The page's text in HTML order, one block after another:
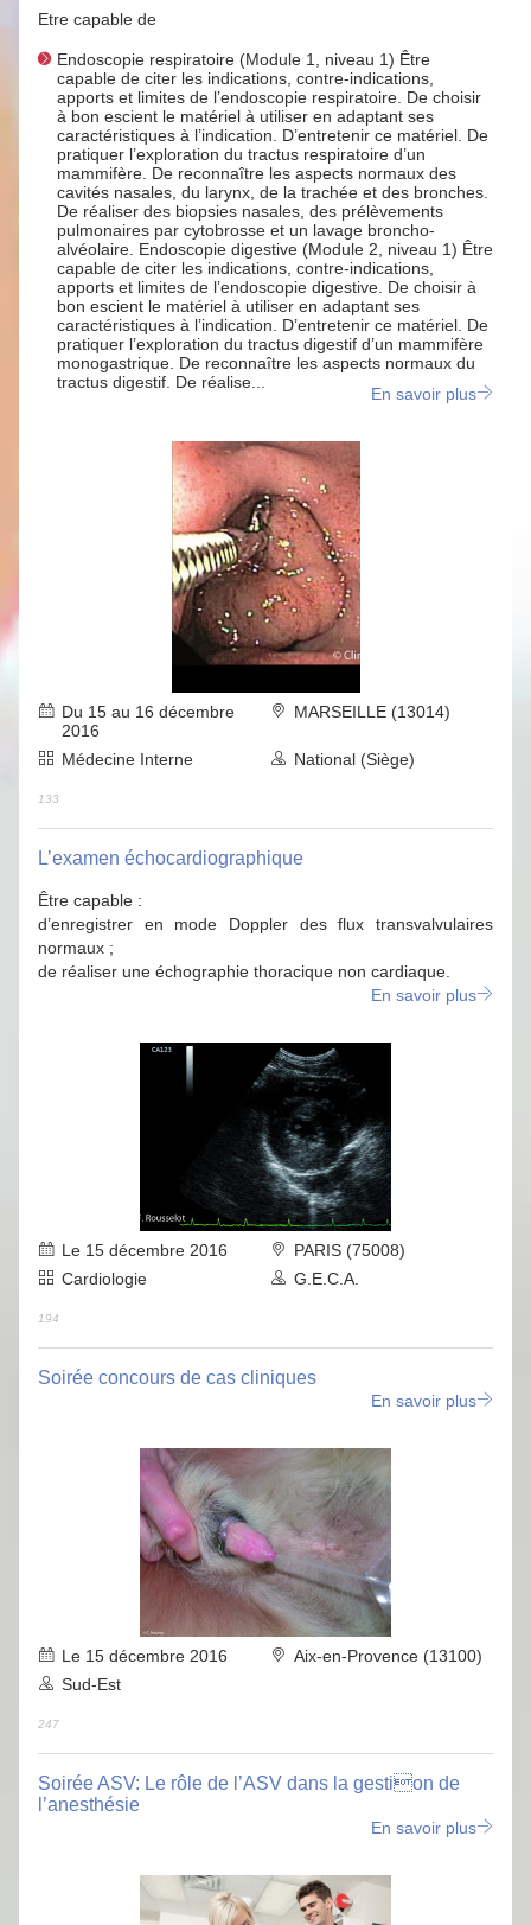
Etre capable de
Endoscopie respiratoire (Module 1, niveau 1) Être
capable de citer les indications, contre-indications,
apports et limites de l’endoscopie respiratoire. De choisir
à bon escient le matériel à utiliser en adaptant ses
caractéristiques à l’indication. D’entretenir ce matériel. De
pratiquer l’exploration du tractus respiratoire d’un
mammifère. De reconnaître les aspects normaux des
cavités nasales, du larynx, de la trachée et des bronches.
De réaliser des biopsies nasales, des prélèvements
pulmonaires par cytobrosse et un lavage broncho-
alvéolaire. Endoscopie digestive (Module 2, niveau 1) Être
capable de citer les indications, contre-indications,
apports et limites de l’endoscopie digestive. De choisir à
bon escient le matériel à utiliser en adaptant ses
caractéristiques à l’indication. D’entretenir ce matériel. De
pratiquer l’exploration du tractus digestif d’un mammifère
monogastrique. De reconnaître les aspects normaux du
tractus digestif. De réalise...
En savoir plus
Du 15 au 16 décembre
2016
MARSEILLE (13014)
Médecine Interne National (Siège)
133
L’examen échocardiographique
Être capable :
d’enregistrer en mode Doppler des flux transvalvulaires
normaux ;
de réaliser une échographie thoracique non cardiaque.
En savoir plus
Le 15 décembre 2016
PARIS (75008)
Cardiologie
G.E.C.A.
194
Soirée concours de cas cliniques
En savoir plus
Le 15 décembre 2016
Aix-en-Provence (13100)
Sud-Est
247
Soirée ASV: Le rôle de l’ASV dans la gestion de
l’anesthésie
En savoir plus